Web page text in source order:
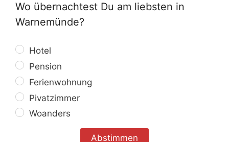
Wo übernachtest Du am liebsten in
Warnemünde?
Hotel
Pension
Ferienwohnung
Pivatzimmer
Woanders